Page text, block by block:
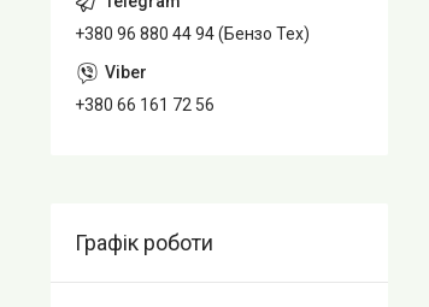
+380 96 880 44 94 (Бензо Тех)
+380 66 161 72 56
Графік роботи